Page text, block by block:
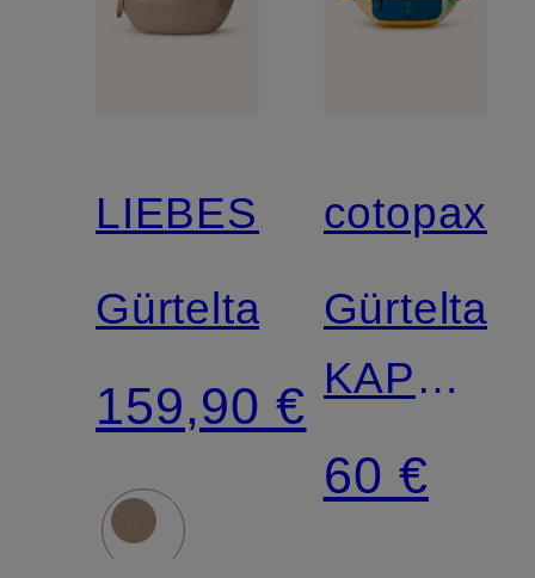
LIEBESKIND
Gürteltasche
159,90 €
cotopaxi
KAPAI
3L
60 €